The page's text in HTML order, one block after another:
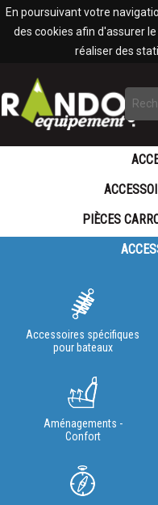
En poursuivant votre
des cookies afin d'assurer
réaliser des
PIÈCES
Accessoires spécifiques
pour bateaux
Aménagements -
Confort
Panneau de gestion des